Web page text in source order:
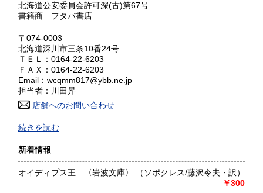
鳥取県 600円 島根県
岡山県
山口県 600円
香川県
高知県 600円
佐賀県
熊本県 600円 大分県 600円
600円
北海道公安委員会許可深(古)第67号
書籍商 フタバ書店
〒074-0003
北海道深川市三条10番24号
ＴＥＬ：0164-22-6203
ＦＡＸ：0164-22-6203
Email：wcqmm817@ybb.ne.jp
担当者：川田昇
店舗へのお問い合わせ
創業は昭和58年です。最近は古書の分野が増えました。迅
速な発送を心がけております。
沿線名：函館本線
最寄駅：深川駅
営業時間：午前10時から午後6時
続きを読む
新着情報
オイディプス王 〈岩波文庫〉 （ソポクレス/藤沢令夫・訳）
￥300